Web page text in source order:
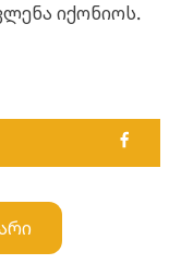
იქონიოს.